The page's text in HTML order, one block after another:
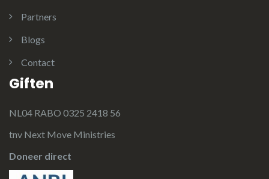
Partners
Blogs
Contact
Giften
NL04 RABO 0325 2418 56
tnv Next Move Ministries
Doneer direct